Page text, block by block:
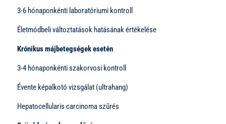
3-6 hónaponkénti laboratóriumi kontroll
Életmódbeli változtatások hatásának értékelése
Krónikus májbetegségek esetén
3-4 hónaponkénti szakorvosi kontroll
Évente képalkotó vizsgálat (ultrahang)
Hepatocellularis carcinoma szűrés